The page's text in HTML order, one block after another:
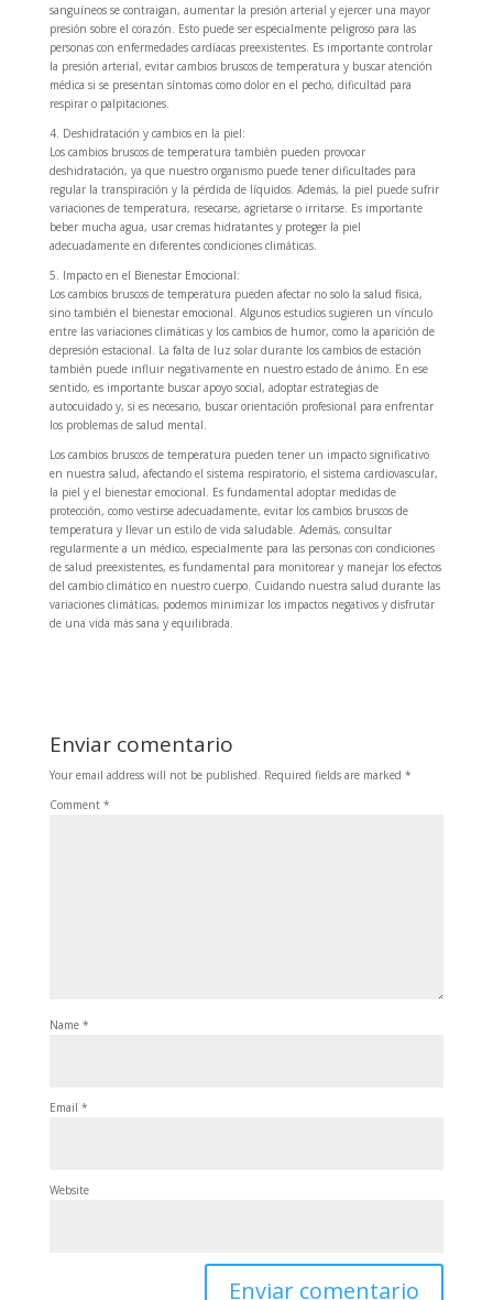
sanguíneos se contraigan, aumentar la presión arterial y ejercer una mayor
presión sobre el corazón. Esto puede ser especialmente peligroso para las
personas con enfermedades cardíacas preexistentes. Es importante controlar
la presión arterial, evitar cambios bruscos de temperatura y buscar atención
médica si se presentan síntomas como dolor en el pecho, dificultad para
respirar o palpitaciones.
4. Deshidratación y cambios en la piel:
Los cambios bruscos de temperatura también pueden provocar
deshidratación, ya que nuestro organismo puede tener dificultades para
regular la transpiración y la pérdida de líquidos. Además, la piel puede sufrir
variaciones de temperatura, resecarse, agrietarse o irritarse. Es importante
beber mucha agua, usar cremas hidratantes y proteger la piel
adecuadamente en diferentes condiciones climáticas.
5. Impacto en el Bienestar Emocional:
Los cambios bruscos de temperatura pueden afectar no solo la salud física,
sino también el bienestar emocional. Algunos estudios sugieren un vínculo
entre las variaciones climáticas y los cambios de humor, como la aparición de
depresión estacional. La falta de luz solar durante los cambios de estación
también puede influir negativamente en nuestro estado de ánimo. En ese
sentido, es importante buscar apoyo social, adoptar estrategias de
autocuidado y, si es necesario, buscar orientación profesional para enfrentar
los problemas de salud mental.
Los cambios bruscos de temperatura pueden tener un impacto significativo
en nuestra salud, afectando el sistema respiratorio, el sistema cardiovascular,
la piel y el bienestar emocional. Es fundamental adoptar medidas de
protección, como vestirse adecuadamente, evitar los cambios bruscos de
temperatura y llevar un estilo de vida saludable. Además, consultar
regularmente a un médico, especialmente para las personas con condiciones
de salud preexistentes, es fundamental para monitorear y manejar los efectos
del cambio climático en nuestro cuerpo. Cuidando nuestra salud durante las
variaciones climáticas, podemos minimizar los impactos negativos y disfrutar
de una vida más sana y equilibrada.
Enviar comentario
Your email address will not be published. Required fields are marked *
Comment *
Name *
Email *
Website